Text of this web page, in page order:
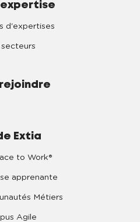
d'expertises
secteurs
rejoindre
Extia
to Work®
apprenante
Métiers
Agile